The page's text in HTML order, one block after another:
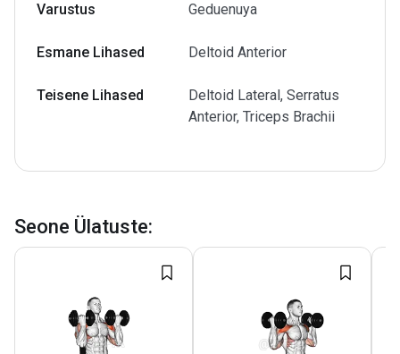
Varustus Geduenuya
Esmane Lihased Deltoid Anterior
Teisene Lihased
Deltoid Lateral, Serratus
Anterior, Triceps Brachii
Seone Ülatuste: